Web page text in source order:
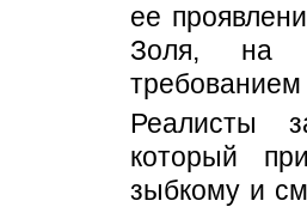
ее
Золя, на
требованием
Реалисты
который
зыбкому и